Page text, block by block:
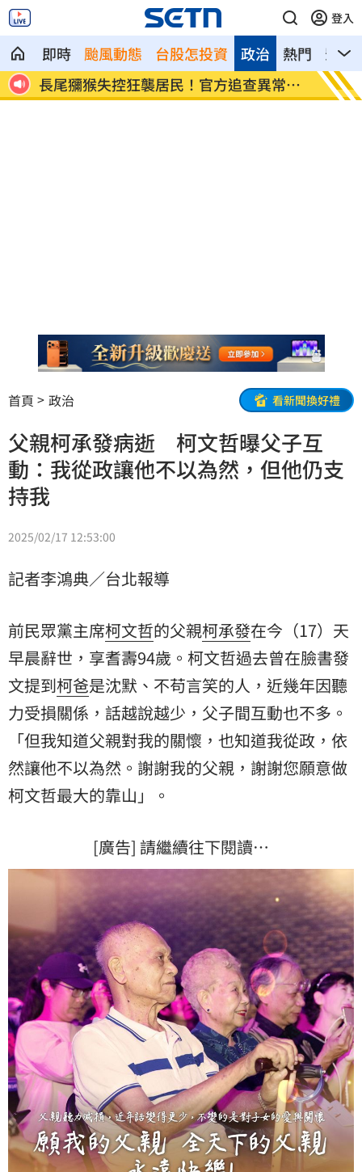
登入
即時 颱風動態 台股怎投資 熱門 影音
政治
、
長尾獼猴失控狂襲居民！官方追查異常原
因
伊波
首頁 政治 看新聞換好禮
父親柯承發病逝 柯文哲曝父子互
動：我從政讓他不以為然，但他仍支
持我
2025/02/17 12:53:00
記者李鴻典／台北報導
前民眾黨主席柯文哲的父親柯承發在今（17）天
早晨辭世，享耆壽94歲。柯文哲過去曾在臉書發
文提到柯爸是沈默、不苟言笑的人，近幾年因聽
力受損關係，話越說越少，父子間互動也不多。
「但我知道父親對我的關懷，也知道我從政，依
然讓他不以為然。謝謝我的父親，謝謝您願意做
柯文哲最大的靠山」。
[廣告] 請繼續往下閱讀…